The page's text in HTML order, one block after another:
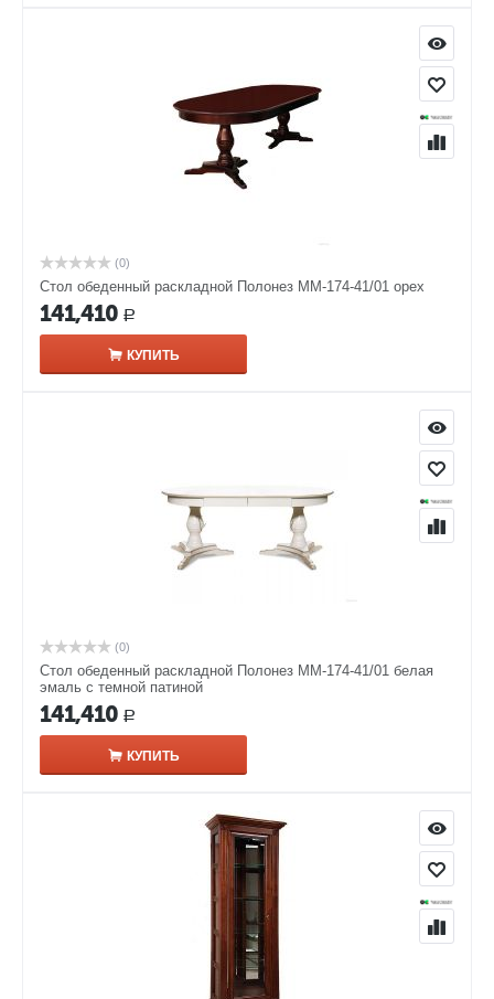
(0)
Стол обеденный раскладной Полонез ММ-174-41/01 орех
141,410 Р
КУПИТЬ
(0)
Стол обеденный раскладной Полонез ММ-174-41/01 белая
эмаль с темной патиной
141,410 Р
КУПИТЬ